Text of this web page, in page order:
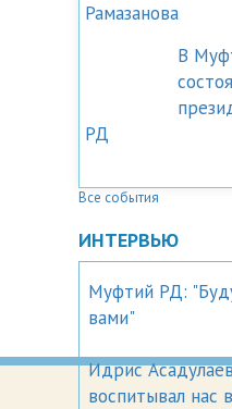
Рамазанова
В
РД
Все события
ИНТЕРВЬЮ
Муфтий РД:
вами"
Идрис
воспитывал нас